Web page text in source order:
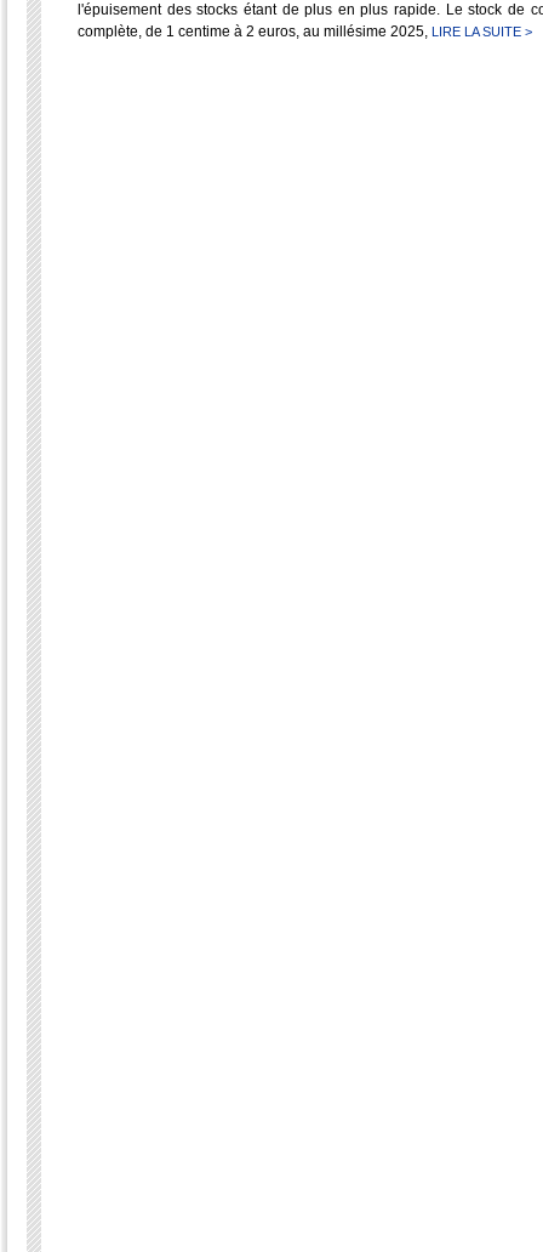
l'épuisement des stocks étant de plus en plus rapide. Le stock de
complète, de 1 centime à 2 euros, au millésime 2025, LIRE LA SUITE >